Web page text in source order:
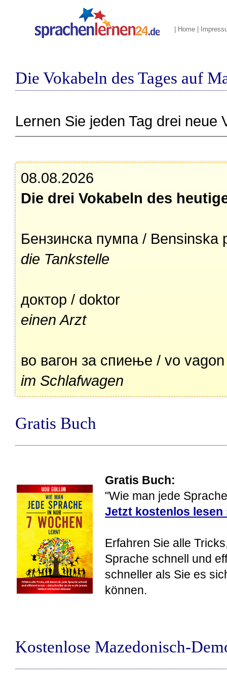
Home
Die Vokabeln des Tages auf
Lernen Sie jeden Tag drei neue
08.08.2026
Die drei Vokabeln des
Бензинска пумпа / Bensinska
die Tankstelle
доктор / doktor
einen Arzt
во вагон за спиење / vo
im Schlafwagen
Gratis Buch
Gratis Buch:
"Wie man jede
Jetzt kostenlos lesen
Erfahren Sie alle
Sprache schnell und
schneller als Sie es
können.
Kostenlose Mazedonisch-